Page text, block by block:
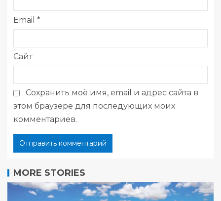
Email *
Сайт
Сохранить моё имя, email и адрес сайта в
этом браузере для последующих моих
комментариев.
MORE STORIES